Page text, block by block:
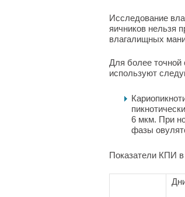
Исследование
яичников нельзя
влагалищных
Для более точной
используют
6 мкм. При
фазы
Показатели КПИ в